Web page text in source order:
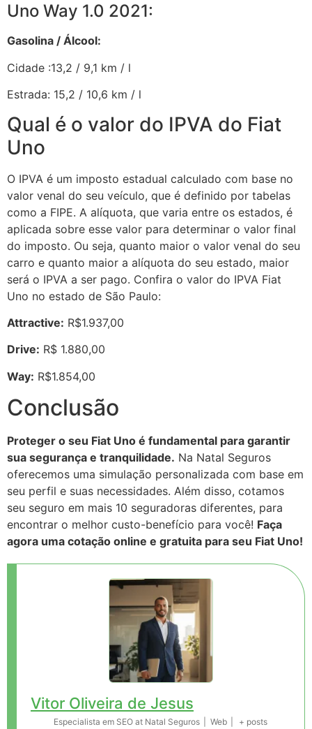
Uno Way 1.0 2021:
Gasolina / Álcool:
Cidade :13,2 / 9,1 km / l
Estrada: 15,2 / 10,6 km / l
Qual é o valor do IPVA do Fiat
Uno
O IPVA é um imposto estadual calculado com base no
valor venal do seu veículo, que é definido por tabelas
como a FIPE. A alíquota, que varia entre os estados, é
aplicada sobre esse valor para determinar o valor final
do imposto. Ou seja, quanto maior o valor venal do seu
carro e quanto maior a alíquota do seu estado, maior
será o IPVA a ser pago. Confira o valor do IPVA Fiat
Uno no estado de São Paulo:
Attractive: R$1.937,00
Drive: R$ 1.880,00
Way: R$1.854,00
Conclusão
Proteger o seu Fiat Uno é fundamental para garantir
sua segurança e tranquilidade. Na Natal Seguros
oferecemos uma simulação personalizada com base em
seu perfil e suas necessidades. Além disso, cotamos
seu seguro em mais 10 seguradoras diferentes, para
encontrar o melhor custo-benefício para você! Faça
agora uma cotação online e gratuita para seu Fiat Uno!
Vitor Oliveira de Jesus
Especialista em SEO at Natal Seguros Web + posts